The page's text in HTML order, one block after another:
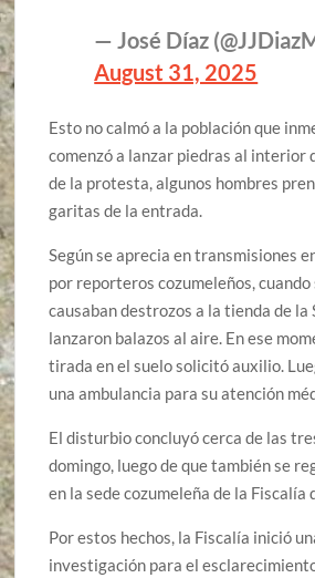
— José Díaz
August 31, 2025
Esto no calmó a la población que
comenzó a lanzar piedras al interior
de la protesta, algunos hombres
garitas de la entrada.
Según se aprecia en transmisiones
por reporteros cozumeleños, cuando
causaban destrozos a la tienda de la
lanzaron balazos al aire. En ese
tirada en el suelo solicitó auxilio.
una ambulancia para su atención
El disturbio concluyó cerca de las
domingo, luego de que también se
en la sede cozumeleña de la Fiscalía
Por estos hechos, la Fiscalía inició
investigación para el